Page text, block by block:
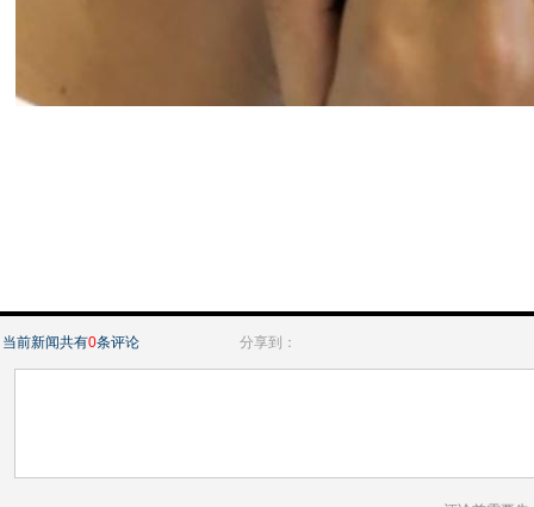
当前新闻共有0条评论 分享到：